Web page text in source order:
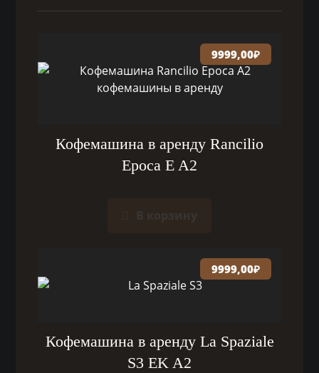
Кофемашина в аренду Rancilio
Epoca E A2
9999,00₽
Кофемашина в аренду La Spaziale
S3 EK A2
9999,00₽